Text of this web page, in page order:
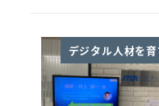
デジタル人材を